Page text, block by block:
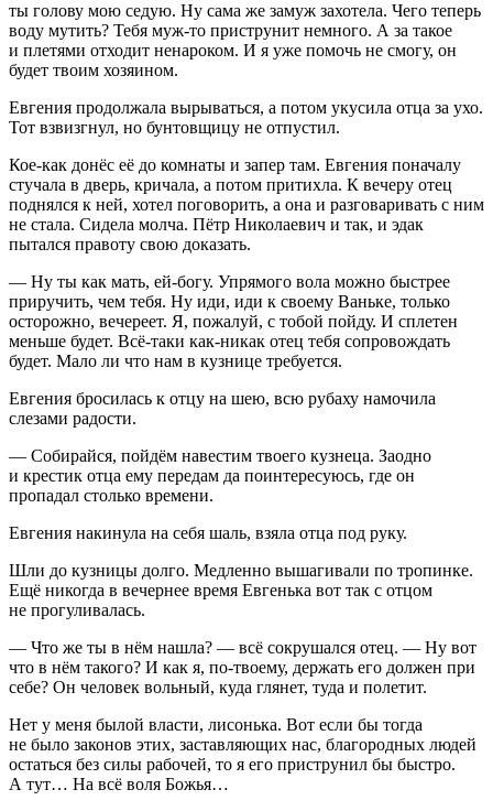
ты голову мою седую. Ну сама же замуж захотела. Чего теперь
воду мутить? Тебя муж-то приструнит немного. А за такое
и плетями отходит ненароком. И я уже помочь не смогу, он
будет твоим хозяином.
Евгения продолжала вырываться, а потом укусила отца за ухо.
Тот взвизгнул, но бунтовщицу не отпустил.
Кое-как донёс её до комнаты и запер там. Евгения поначалу
стучала в дверь, кричала, а потом притихла. К вечеру отец
поднялся к ней, хотел поговорить, а она и разговаривать с ним
не стала. Сидела молча. Пётр Николаевич и так, и эдак
пытался правоту свою доказать.
— Ну ты как мать, ей-богу. Упрямого вола можно быстрее
приручить, чем тебя. Ну иди, иди к своему Ваньке, только
осторожно, вечереет. Я, пожалуй, с тобой пойду. И сплетен
меньше будет. Всё-таки как-никак отец тебя сопровождать
будет. Мало ли что нам в кузнице требуется.
Евгения бросилась к отцу на шею, всю рубаху намочила
слезами радости.
— Собирайся, пойдём навестим твоего кузнеца. Заодно
и крестик отца ему передам да поинтересуюсь, где он
пропадал столько времени.
Евгения накинула на себя шаль, взяла отца под руку.
Шли до кузницы долго. Медленно вышагивали по тропинке.
Ещё никогда в вечернее время Евгенька вот так с отцом
не прогуливалась.
— Что же ты в нём нашла? — всё сокрушался отец. — Ну вот
что в нём такого? И как я, по-твоему, держать его должен при
себе? Он человек вольный, куда глянет, туда и полетит.
Нет у меня былой власти, лисонька. Вот если бы тогда
не было законов этих, заставляющих нас, благородных людей
остаться без силы рабочей, то я его приструнил бы быстро.
А тут… На всё воля Божья…